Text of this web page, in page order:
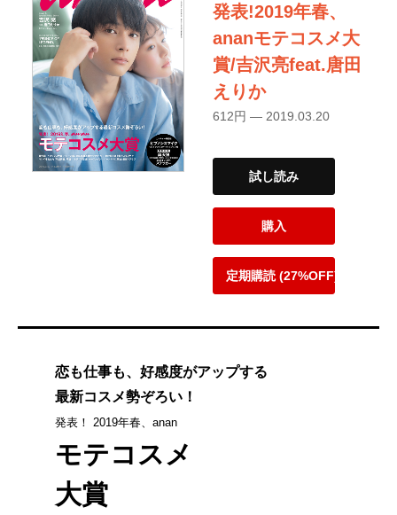
発表!2019年春、
ananモテコスメ大
賞/吉沢亮feat.唐田
えりか
612円 — 2019.03.20
試し読み
購入
定期購読 (27%OFF)
恋も仕事も、好感度がアップする
最新コスメ勢ぞろい！
発表！ 2019年春、anan
モテコスメ
大賞